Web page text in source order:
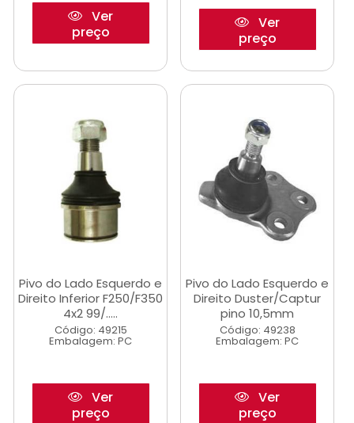
Ver
preço
Ver
preço
Pivo do Lado Esquerdo e
Direito Inferior F250/F350
4x2 99/.....
Código: 49215
Embalagem: PC
Ver
preço
Pivo do Lado Esquerdo e
Direito Duster/Captur
pino 10,5mm
Código: 49238
Embalagem: PC
Ver
preço